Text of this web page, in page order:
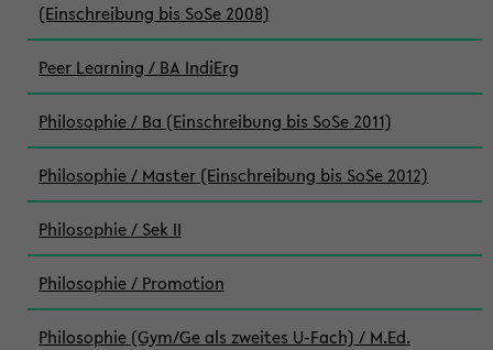
(Einschreibung bis SoSe 2008)
Peer Learning / BA IndiErg
Philosophie / Ba (Einschreibung bis SoSe 2011)
Philosophie / Master (Einschreibung bis SoSe 2012)
Philosophie / Sek II
Philosophie / Promotion
Philosophie (Gym/Ge als zweites U-Fach) / M.Ed.